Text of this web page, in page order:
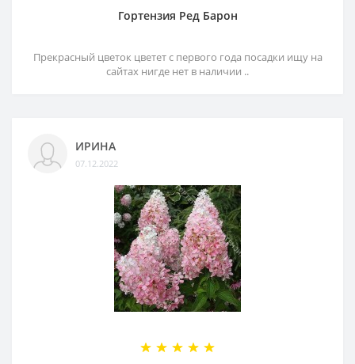
Гортензия Ред Барон
Прекрасный цветок цветет с первого года посадки ищу на
сайтах нигде нет в наличии ..
ИРИНА
07.12.2022